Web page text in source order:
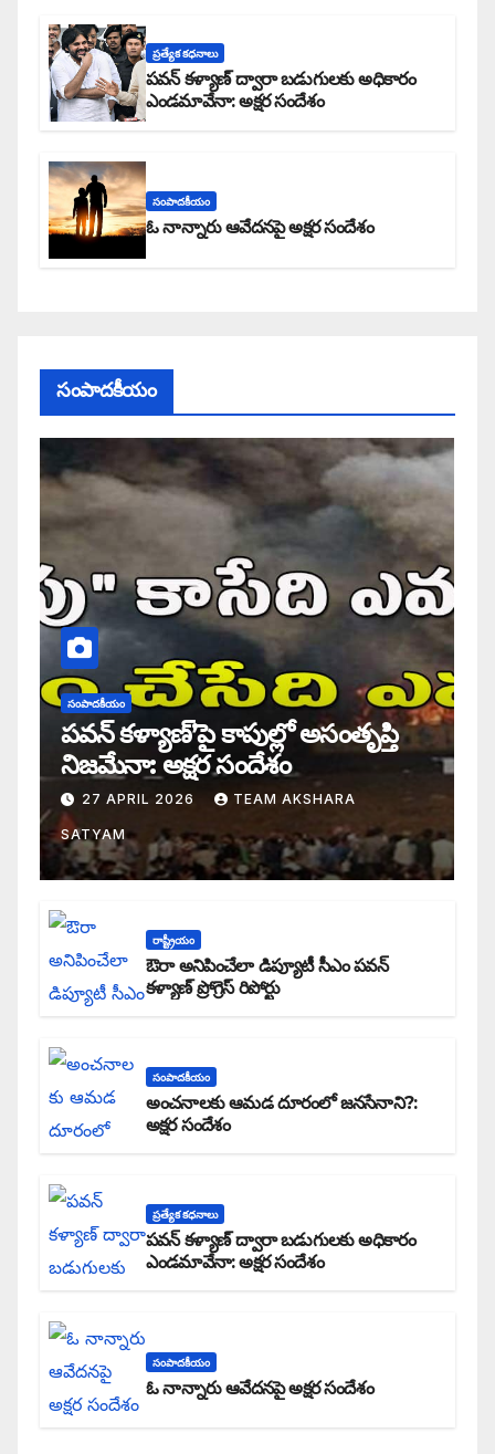
ప్రత్యేక కధనాలు
పవన్ కళ్యాణ్ ద్వారా బడుగులకు అధికారం
ఎండమావేనా: అక్షర సందేశం
సంపాదకీయం
ఓ నాన్నారు ఆవేదనపై అక్షర సందేశం
సంపాదకీయం
సంపాదకీయం
పవన్ కళ్యాణ్’పై కాపుల్లో అసంతృప్తి
నిజమేనా: అక్షర సందేశం
27 APRIL 2026 TEAM AKSHARA
SATYAM
రాష్ట్రీయం
ఔరా అనిపించేలా డిప్యూటీ సీఎం పవన్
కళ్యాణ్ ప్రోగ్రెస్ రిపోర్టు
సంపాదకీయం
అంచనాలకు ఆమడ దూరంలో జనసేనాని?:
అక్షర సందేశం
ప్రత్యేక కధనాలు
పవన్ కళ్యాణ్ ద్వారా బడుగులకు అధికారం
ఎండమావేనా: అక్షర సందేశం
సంపాదకీయం
ఓ నాన్నారు ఆవేదనపై అక్షర సందేశం